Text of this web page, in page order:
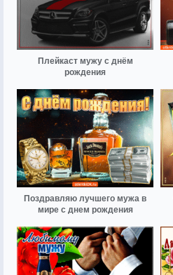
Плейкаст мужу с днём
рождения
Поздравляю лучшего мужа в
мире с днем рождения